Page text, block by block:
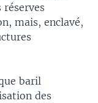
réserves
mais, enclavé,
baril
des